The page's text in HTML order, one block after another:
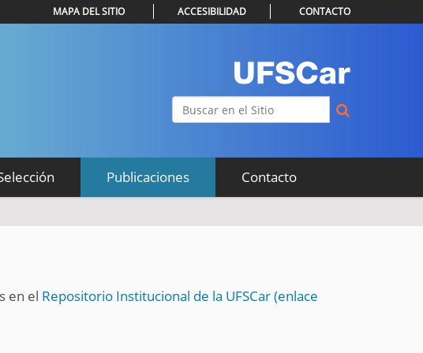
Buscar
MAPA DEL SITIO ACCESIBILIDAD CONTACTO
Publicaciones Contacto
en el Repositorio Institucional de la UFSCar (enlace